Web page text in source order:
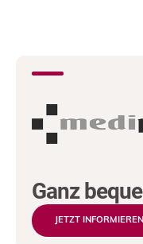
Ganz
JETZT INFORMIEREN